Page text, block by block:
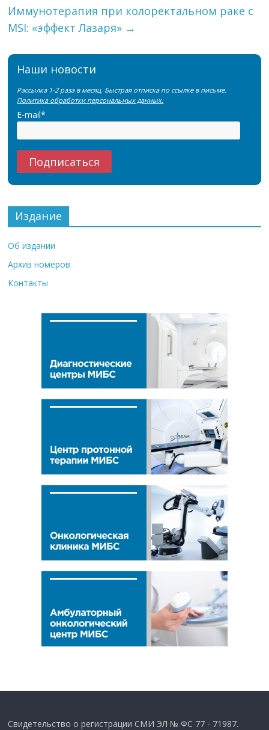
Иммунотерапия при колоректальном раке с
MSI: «эффект Лазаря» →
Наши новости
Рассылка 1-2 раза в месяц. Быстрая отписка по ссылке в письме.
Политика обработки персональных данных.
E-mail*
Издание
Об издании
Архив номеров
Контакты
Свидетельство о регистрации СМИ ЭЛ № ФС 77 - 71987.